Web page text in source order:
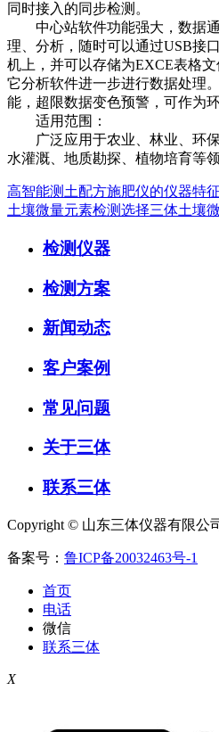
同时接入的同步检测。
中心站软件功能强大，数据通
理、分析，随时可以通过USB接
机上，并可以存储为EXCE表格
它分析软件进一步进行数据处理
能，超限数据变色预警，可作为
适用范围：
广泛应用于农业、林业、环保
水灌溉、地质勘探、植物培育等领
高智能测土配方施肥仪的仪器特
土壤微量元素检测选择三体土壤
检测仪器
检测方案
新闻动态
客户案例
常见问题
关于三体
联系三体
Copyright © 山东三体仪器有限公
备案号： 鲁ICP备20032463号-1
首页
电话
微信
联系三体
X